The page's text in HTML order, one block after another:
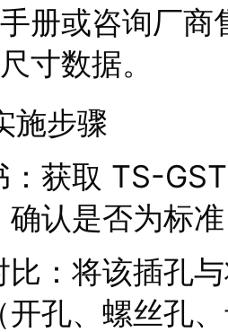
册或咨询厂
寸数据。
施步骤
：获取 TS-
确认是否为标
比：将该插孔
开孔、螺丝孔